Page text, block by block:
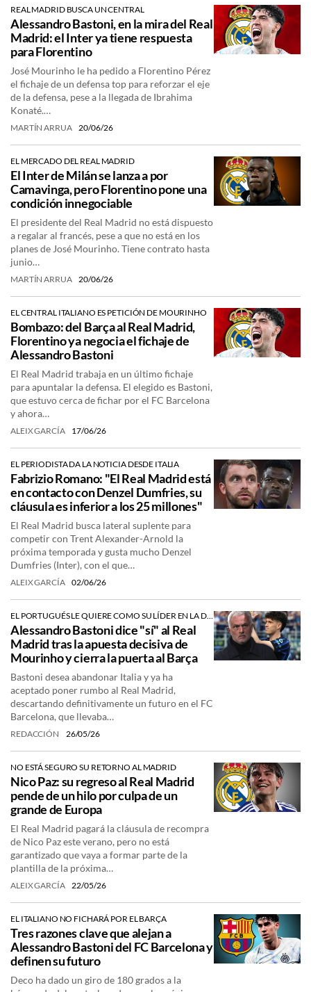
REAL MADRID BUSCA UN CENTRAL
Alessandro Bastoni, en la mira del Real
Madrid: el Inter ya tiene respuesta
para Florentino
José Mourinho le ha pedido a Florentino Pérez
el fichaje de un defensa top para reforzar el eje
de la defensa, pese a la llegada de Ibrahima
Konaté.…
MARTÍN ARRUA 20/06/26
EL MERCADO DEL REAL MADRID
El Inter de Milán se lanza a por
Camavinga, pero Florentino pone una
condición innegociable
El presidente del Real Madrid no está dispuesto
a regalar al francés, pese a que no está en los
planes de José Mourinho. Tiene contrato hasta
junio…
MARTÍN ARRUA 20/06/26
EL CENTRAL ITALIANO ES PETICIÓN DE MOURINHO
Bombazo: del Barça al Real Madrid,
Florentino ya negocia el fichaje de
Alessandro Bastoni
El Real Madrid trabaja en un último fichaje
para apuntalar la defensa. El elegido es Bastoni,
que estuvo cerca de fichar por el FC Barcelona
y ahora…
ALEIX GARCÍA 17/06/26
EL PERIODISTA DA LA NOTICIA DESDE ITALIA
Fabrizio Romano: "El Real Madrid está
en contacto con Denzel Dumfries, su
cláusula es inferior a los 25 millones"
El Real Madrid busca lateral suplente para
competir con Trent Alexander-Arnold la
próxima temporada y gusta mucho Denzel
Dumfries (Inter), con el que…
ALEIX GARCÍA 02/06/26
EL PORTUGUÉS LE QUIERE COMO SU LÍDER EN LA DEFENSA
Alessandro Bastoni dice "sí" al Real
Madrid tras la apuesta decisiva de
Mourinho y cierra la puerta al Barça
Bastoni desea abandonar Italia y ya ha
aceptado poner rumbo al Real Madrid,
descartando definitivamente un futuro en el FC
Barcelona, que llevaba…
REDACCIÓN 26/05/26
NO ESTÁ SEGURO SU RETORNO AL MADRID
Nico Paz: su regreso al Real Madrid
pende de un hilo por culpa de un
grande de Europa
El Real Madrid pagará la cláusula de recompra
de Nico Paz este verano, pero no está
garantizado que vaya a formar parte de la
plantilla de la próxima…
ALEIX GARCÍA 22/05/26
EL ITALIANO NO FICHARÁ POR EL BARÇA
Tres razones clave que alejan a
Alessandro Bastoni del FC Barcelona y
definen su futuro
Deco ha dado un giro de 180 grados a la